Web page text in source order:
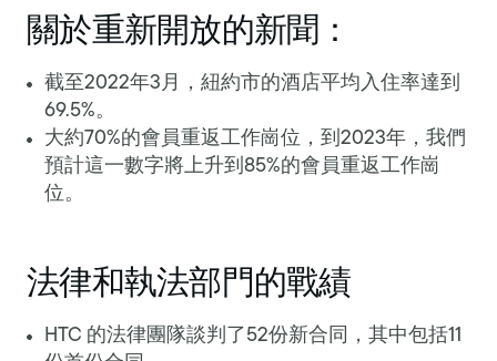
關於重新開放的新聞：
截至2022年3月，紐約市的酒店平均入住率達到
69.5%。
大約70%的會員重返工作崗位，到2023年，我們
預計這一數字將上升到85%的會員重返工作崗
位。
法律和執法部門的戰績
HTC 的法律團隊談判了52份新合同，其中包括11